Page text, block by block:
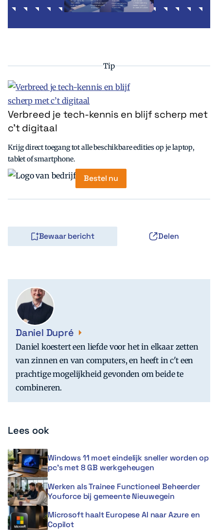
Tip
Verbreed je tech-kennis en blijf scherp met
c’t digitaal
Krijg direct toegang tot alle beschikbare edities op je laptop,
tablet of smartphone.
Bestel nu
Bewaar bericht Delen
Daniel Dupré
Daniel koestert een liefde voor het in elkaar zetten
van zinnen en van computers, en heeft in c't een
prachtige mogelijkheid gevonden om beide te
combineren.
Lees ook
Windows 11 moet eindelijk sneller worden op
pc’s met 8 GB werkgeheugen
Werken als Trainee Functioneel Beheerder
Youforce bij gemeente Nieuwegein
Microsoft haalt Europese AI naar Azure en
Copilot